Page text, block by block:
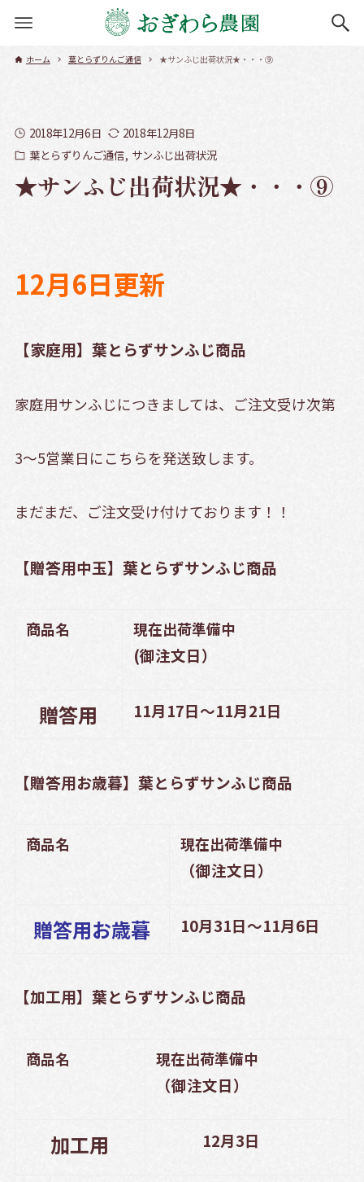
ホーム 葉とらずりんご通信 ★サンふじ出荷状況★・・・⑨
2018年12月6日
2018年12月8日
葉とらずりんご通信 サンふじ出荷状況
★サンふじ出荷状況★・・・⑨
12月6日更新
【家庭用】葉とらずサンふじ商品
家庭用サンふじにつきましては、ご注文受け次第
3～5営業日にこちらを発送致します。
まだまだ、ご注文受け付けております！！
【贈答用中玉】葉とらずサンふじ商品
商品名 現在出荷準備中
(御注文日）
贈答用 11月17日～11月21日
【贈答用お歳暮】葉とらずサンふじ商品
商品名 現在出荷準備中
（御注文日）
贈答用お歳暮 10月31日～11月6日
【加工用】葉とらずサンふじ商品
商品名 現在出荷準備中
（御注文日）
加工用 12月3日